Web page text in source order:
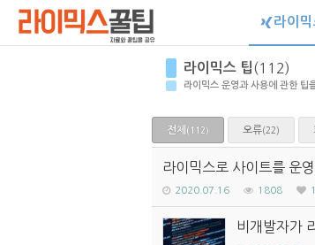
라이믹
라이믹스 팁 (112)
라이믹스 운영과 사용에 관한 팁
전체 (112) 오류(22)
라이믹스로 사이트를 운
2020.07.16 1808
비개발자가
Sketchbook5, 스케치북5
Sketchbook5, 스케치북5